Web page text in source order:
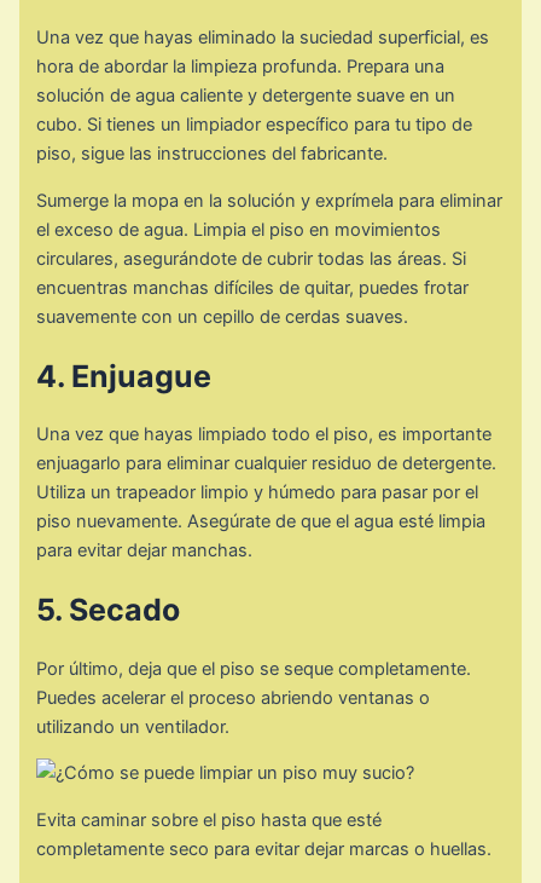
Una vez que hayas eliminado la suciedad superficial, es
hora de abordar la limpieza profunda. Prepara una
solución de agua caliente y detergente suave en un
cubo. Si tienes un limpiador específico para tu tipo de
piso, sigue las instrucciones del fabricante.
Sumerge la mopa en la solución y exprímela para eliminar
el exceso de agua. Limpia el piso en movimientos
circulares, asegurándote de cubrir todas las áreas. Si
encuentras manchas difíciles de quitar, puedes frotar
suavemente con un cepillo de cerdas suaves.
4. Enjuague
Una vez que hayas limpiado todo el piso, es importante
enjuagarlo para eliminar cualquier residuo de detergente.
Utiliza un trapeador limpio y húmedo para pasar por el
piso nuevamente. Asegúrate de que el agua esté limpia
para evitar dejar manchas.
5. Secado
Por último, deja que el piso se seque completamente.
Puedes acelerar el proceso abriendo ventanas o
utilizando un ventilador.
Evita caminar sobre el piso hasta que esté
completamente seco para evitar dejar marcas o huellas.